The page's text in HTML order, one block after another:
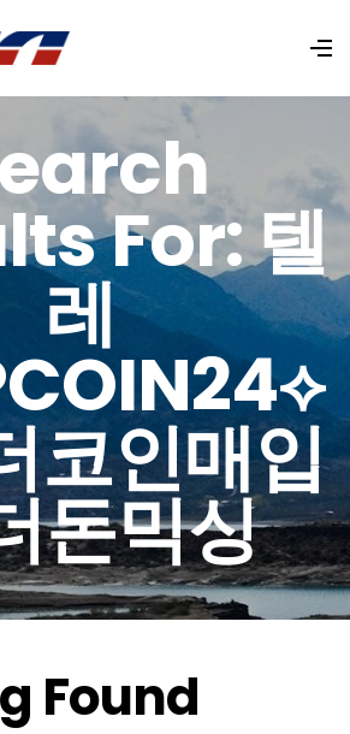
For: 텔
레
코인매입
돈믹싱
Found